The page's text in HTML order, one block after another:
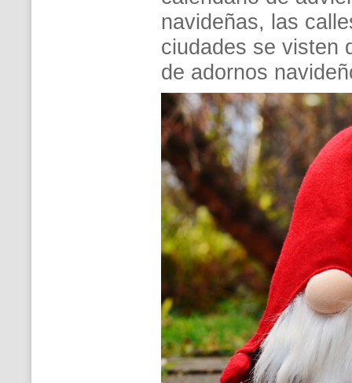
navideñas, las
ciudades se visten
de adornos